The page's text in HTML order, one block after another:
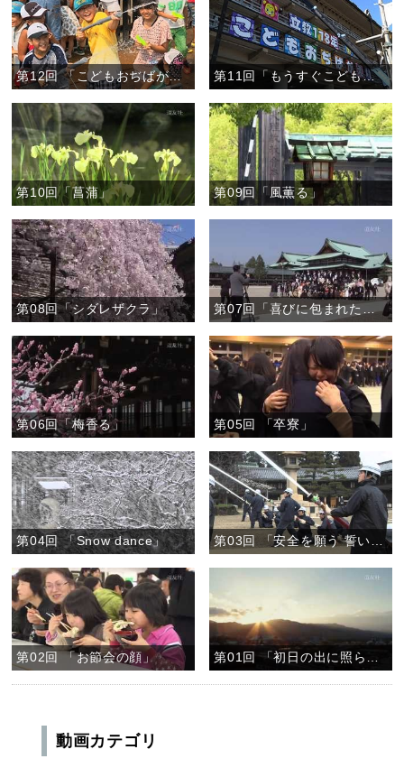
第12回 「こどもおぢばがえりの笑顔」 第11回「もうすぐこどもおぢばがえり」
第10回「菖蒲」 第09回「風薫る」
第08回「シダレザクラ」
第06回「梅香る」 第05回 「卒寮」
第04回 「Snow dance」
第02回 「お節会の顔」
動画カテゴリ